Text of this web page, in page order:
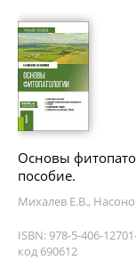
Основы
пособие.
Михалев Е.В.,
ISBN: 978-5-406-
код 690612